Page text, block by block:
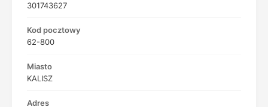
301743627
Kod pocztowy
62-800
Miasto
KALISZ
Adres